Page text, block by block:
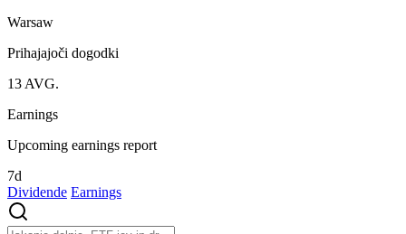
Warsaw
Prihajajoči dogodki
13 AVG.
Earnings
Upcoming earnings report
7d
Dividende Earnings